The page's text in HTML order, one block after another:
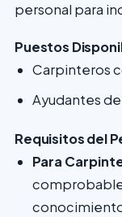
personal para
Puestos
Carpinteros
Ayudantes
Requisitos del
Para